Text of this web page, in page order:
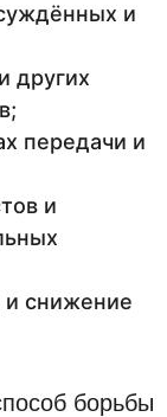
и
других
передачи и
и
и снижение
борьбы